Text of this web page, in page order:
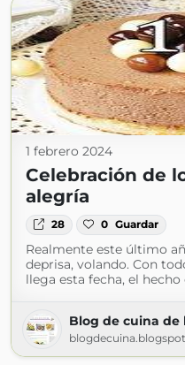
1 febrero 2024
Celebración de
alegría
28 0 Guardar
Realmente este último
deprisa, volando. Con
llega esta fecha, el
Blog de cuina de